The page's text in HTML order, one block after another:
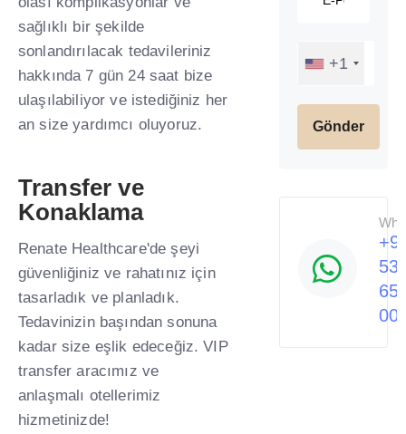
sağlıklı bir şekilde
sonlandırılacak tedavileriniz
hakkında 7 gün 24 saat bize
ulaşılabiliyor ve istediğiniz her
an size yardımcı oluyoruz.
Transfer ve
Konaklama ​
Renate Healthcare'de şeyi
güvenliğiniz ve rahatınız için
tasarladık ve planladık.
Tedavinizin başından sonuna
kadar size eşlik edeceğiz. VIP
transfer aracımız ve
anlaşmalı otellerimiz
hizmetinizde! ​
+1
00